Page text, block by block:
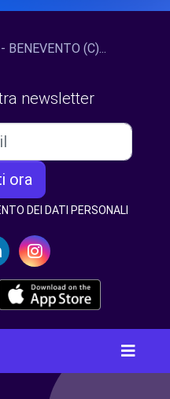
BENEVENTO (C)...
newsletter
ora
DEI DATI PERSONALI